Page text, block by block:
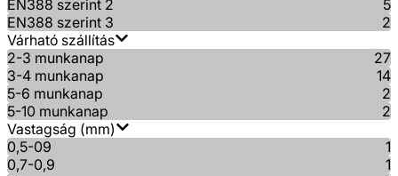
EN388 szerint 2
5
EN388 szerint 3
2
Várható szállítás
2-3 munkanap
27
3-4 munkanap
14
5-6 munkanap
2
5-10 munkanap
2
Vastagság (mm)
0,5-09
1
0,7-0,9
1